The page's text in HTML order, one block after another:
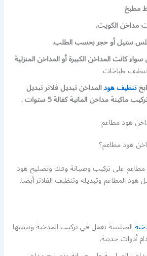
مطبخ
مداخن الكويت.
ستيل أو حجر بحسب الطلب.
كانت المداخن الكبيرة أو المداخن المنزلية
تنظيف طباخات
تنظيف هودالمداخن تبديل فلاتر تبديل
مداخن المانية كفالة 5 ستوات .
هود مطاعم
هود مطاعم؟
على تركيب وصيانة وفك وتصليح هود
المطاعم وتبديله وتنظيف الفلاتر أيضا.
الصليبية يعمل في تركيب المدخنة وتثبيتها
أدوات حديثة.